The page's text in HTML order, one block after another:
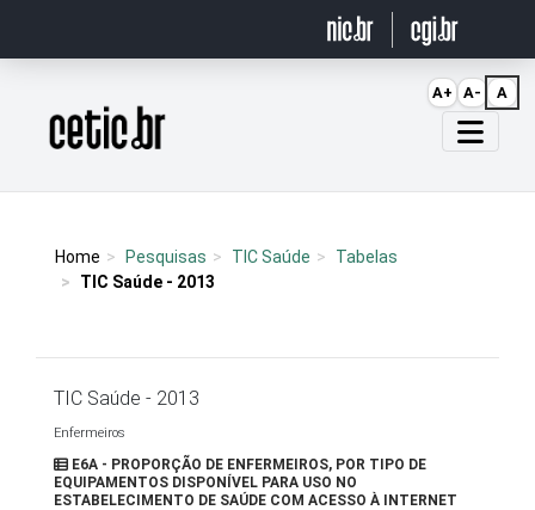
Página inicial
Home Pesquisas TIC Saúde
Tabelas
TIC Saúde - 2013
TIC Saúde - 2013
Enfermeiros
E6A - PROPORÇÃO DE ENFERMEIROS, POR TIPO DE
EQUIPAMENTOS DISPONÍVEL PARA USO NO
ESTABELECIMENTO DE SAÚDE COM ACESSO À INTERNET
A+ A- A